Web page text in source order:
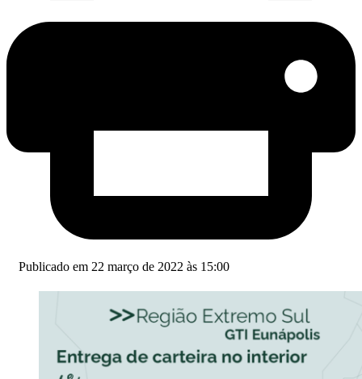
Publicado em 22 março de 2022 às 15:00